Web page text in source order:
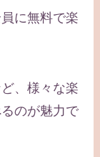
に無料で楽
、様々な楽
のが魅力で